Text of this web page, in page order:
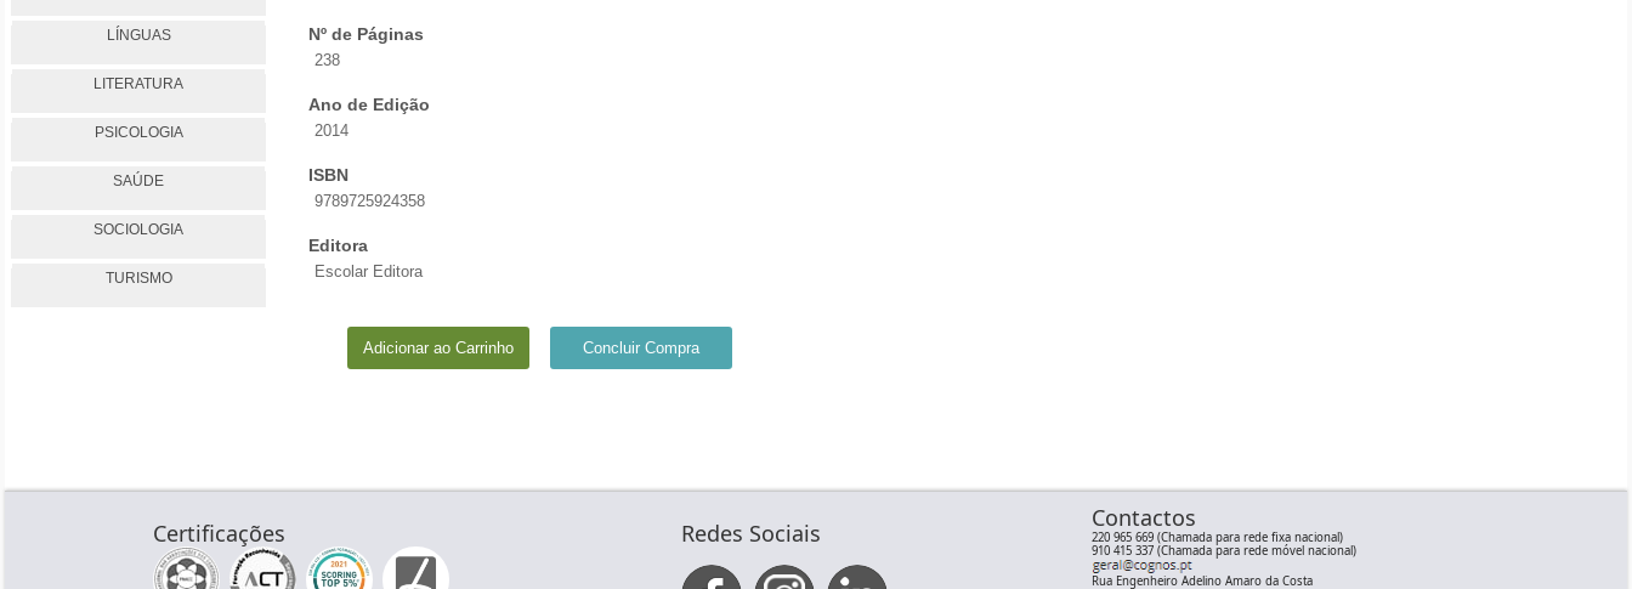
LÍNGUAS
LITERATURA
PSICOLOGIA
SAÚDE
SOCIOLOGIA
TURISMO
Nº de Páginas
238
Ano de Edição
2014
ISBN
9789725924358
Editora
Escolar Editora
Adicionar ao Carrinho Concluir Compra
Certificações Redes Sociais
Contactos
220 965 669 (Chamada para rede fixa nacional)
910 415 337 (Chamada para rede móvel nacional)
Rua Engenheiro Adelino Amaro da Costa